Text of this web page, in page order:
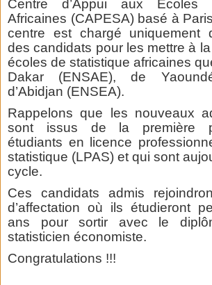
Centre d’Appui aux Ecoles
Africaines (CAPESA) basé à
centre est chargé uniquement
des candidats pour les mettre à
écoles de statistique africaines
Dakar (ENSAE), de
d’Abidjan (ENSEA).
Rappelons que les nouveaux
sont issus de la première
étudiants en licence
statistique (LPAS) et qui sont
cycle.
Ces candidats admis
d’affectation où ils étudieront
ans pour sortir avec le
statisticien économiste.
Congratulations !!!